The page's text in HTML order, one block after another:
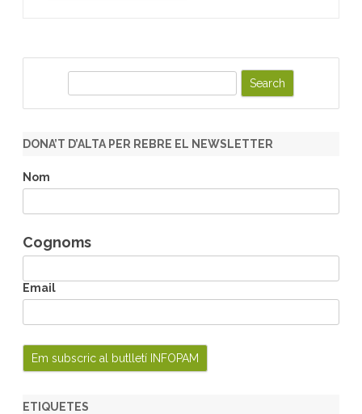
r
h
DONA’T D’ALTA PER REBRE EL NEWSLETTER
Nom
Cognoms
Email
ETIQUETES